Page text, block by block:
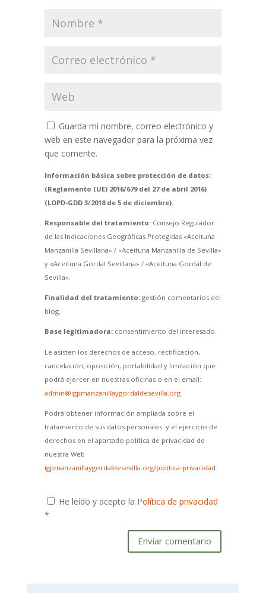
Guarda mi nombre, correo electrónico y
web en este navegador para la próxima vez
que comente.
Información básica sobre protección de datos:
(Reglamento (UE) 2016/679 del 27 de abril 2016)
(LOPD-GDD 3/2018 de 5 de diciembre).
Responsable del tratamiento:Consejo Regulador
de las Indicaciones Geográficas Protegidas «Aceituna
Manzanilla Sevillana» / «Aceituna Manzanilla de Sevilla»
y «Aceituna Gordal Sevillana» / «Aceituna Gordal de
Sevilla».
Finalidad del tratamiento:gestión comentarios del
blog.
Base legitimadora:consentimiento del interesado.
Le asisten los derechos de acceso, rectificación,
cancelación, oposición, portabilidad y limitación que
podrá ejercer en nuestras oficinas o en el email:
admin@igpmanzanillaygordaldesevilla.org
Podrá obtener información ampliada sobre el
tratamiento de sus datos personales y el ejercicio de
derechos en el apartado política de privacidad de
nuestra Web
igpmanzanillaygordaldesevilla.org/politica-privacidad
He leído y acepto la Política de privacidad
*
Enviar comentario